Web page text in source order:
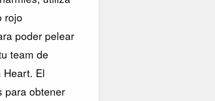
rojo
poder pelear
team de
Heart. El
para obtener